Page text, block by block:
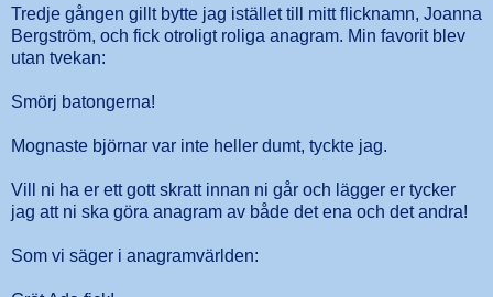
Tredje gången gillt bytte jag istället till mitt flicknamn, Joanna
Bergström, och fick otroligt roliga anagram. Min favorit blev
utan tvekan:
Smörj batongerna!
Mognaste björnar var inte heller dumt, tyckte jag.
Vill ni ha er ett gott skratt innan ni går och lägger er tycker
jag att ni ska göra anagram av både det ena och det andra!
Som vi säger i anagramvärlden: